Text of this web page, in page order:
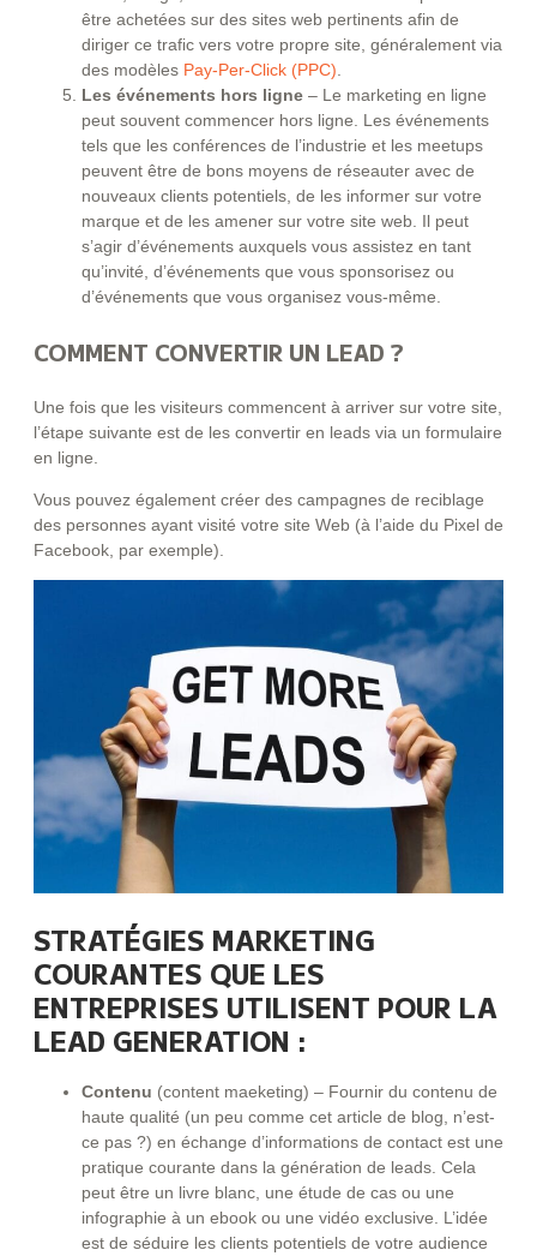
être achetées sur des sites web pertinents afin de
diriger ce trafic vers votre propre site, généralement via
des modèles Pay-Per-Click (PPC)
Les événements hors ligne – Le marketing en ligne
peut souvent commencer hors ligne. Les événements
tels que les conférences de l’industrie et les meetups
peuvent être de bons moyens de réseauter avec de
nouveaux clients potentiels, de les informer sur votre
marque et de les amener sur votre site web. Il peut
s’agir d’événements auxquels vous assistez en tant
qu’invité, d’événements que vous sponsorisez ou
d’événements que vous organisez vous-même.
COMMENT CONVERTIR UN LEAD ?
Une fois que les visiteurs commencent à arriver sur votre site,
l’étape suivante est de les convertir en leads via un formulaire
en ligne.
Vous pouvez également créer des campagnes de reciblage
des personnes ayant visité votre site Web (à l’aide du Pixel de
Facebook, par exemple).
STRATÉGIES MARKETING
COURANTES QUE LES
ENTREPRISES UTILISENT POUR LA
LEAD GENERATION :
Contenu (content maeketing) – Fournir du contenu de
haute qualité (un peu comme cet article de blog, n’est-
ce pas ?) en échange d’informations de contact est une
pratique courante dans la génération de leads. Cela
peut être un livre blanc, une étude de cas ou une
infographie à un ebook ou une vidéo exclusive. L’idée
est de séduire les clients potentiels de votre audience